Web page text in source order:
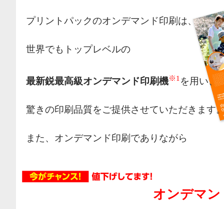
プリントパックのオンデマンド印刷は、
世界でもトップレベルの
最新鋭最高級オンデマンド印刷機※1 を用い、
驚きの印刷品質をご提供させていただきます
また、オンデマンド印刷でありながら
行うことで、従来のオンデマンド印刷機より
オンデマン